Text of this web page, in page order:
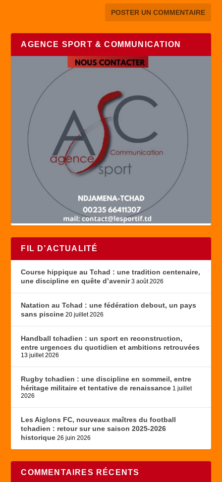
AGENCE SPORT & COMMUNICATION
FIL D’ACTUALITÉ
Course hippique au Tchad : une tradition centenaire,
une discipline en quête d’avenir 3 août 2026
Natation au Tchad : une fédération debout, un pays
sans piscine 20 juillet 2026
Handball tchadien : un sport en reconstruction,
entre urgences du quotidien et ambitions retrouvées
13 juillet 2026
Rugby tchadien : une discipline en sommeil, entre
héritage militaire et tentative de renaissance 1 juillet
2026
Les Aiglons FC, nouveaux maîtres du football
tchadien : retour sur une saison 2025-2026
historique 26 juin 2026
COMMENTAIRES RÉCENTS